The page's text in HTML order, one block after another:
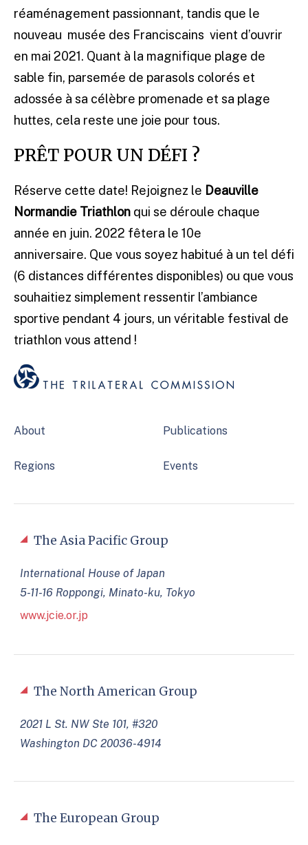
réaménagement passionnant, tandis que le
nouveau musée des Franciscains vient d’ouvrir
en mai 2021. Quant à la magnifique plage de
sable fin, parsemée de parasols colorés et
adossée à sa célèbre promenade et sa plage
huttes, cela reste une joie pour tous.
PRÊT POUR UN DÉFI ?
Réserve cette date! Rejoignez le Deauville
Normandie Triathlon qui se déroule chaque
année en juin. 2022 fêtera le 10e
anniversaire. Que vous soyez habitué à un tel défi
(6 distances différentes disponibles) ou que vous
souhaitiez simplement ressentir l’ambiance
sportive pendant 4 jours, un véritable festival de
triathlon vous attend !
About
Regions
Publications
Events
The North American Group
2021 L St. NW Ste 101, #320
Washington DC 20036-4914
The European Group
The Asia Pacific Group
International House of Japan
5-11-16 Roppongi, Minato-ku, Tokyo
www.jcie.or.jp